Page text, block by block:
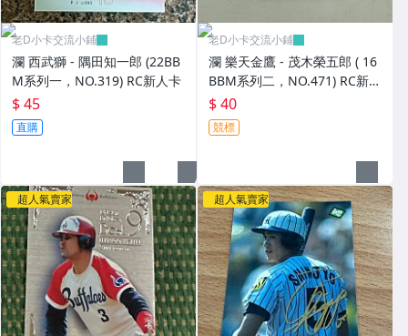
老D小卡交流小鋪
瀾 西武獅 - 隅田知一郎 (22BB
M系列一，NO.319) RC新人卡
$ 45
直購
老D小卡交流小鋪
瀾 樂天金鷹 - 茂木榮五郎 ( 16
BBM系列二，NO.471) RC新人
卡
$ 40
競標
超人氣賣家 超人氣賣家